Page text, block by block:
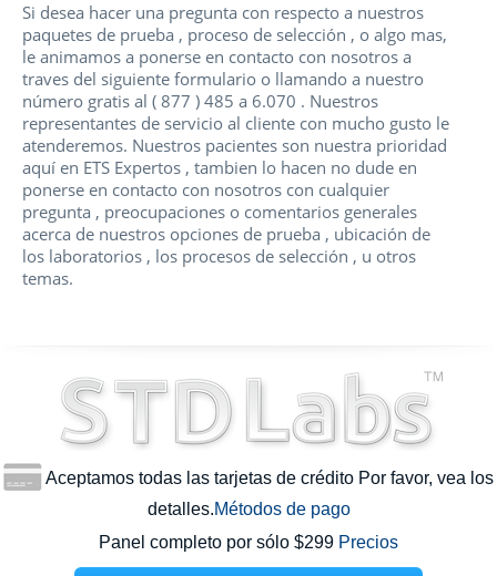
Si desea hacer una pregunta con respecto a nuestros
paquetes de prueba , proceso de selección , o algo mas,
le animamos a ponerse en contacto con nosotros a
traves del siguiente formulario o llamando a nuestro
número gratis al ( 877 ) 485 a 6.070 . Nuestros
representantes de servicio al cliente con mucho gusto le
atenderemos. Nuestros pacientes son nuestra prioridad
aquí en ETS Expertos , tambien lo hacen no dude en
ponerse en contacto con nosotros con cualquier
pregunta , preocupaciones o comentarios generales
acerca de nuestros opciones de prueba , ubicación de
los laboratorios , los procesos de selección , u otros
temas.
Aceptamos todas las tarjetas de crédito Por favor, vea los
detalles.Métodos de pago
Panel completo por sólo $299 Precios